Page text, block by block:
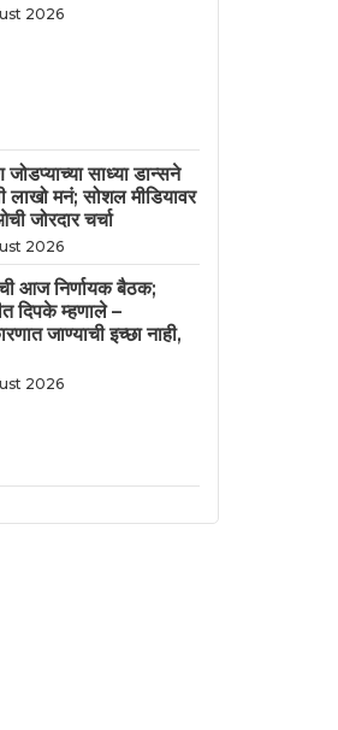
2026
जोडप्याच्या साध्या डान्सने
लाखो मनं; सोशल मीडियावर
जोरदार चर्चा
2026
आज निर्णायक बैठक;
दिपके म्हणाले –
जाण्याची इच्छा नाही,
2026